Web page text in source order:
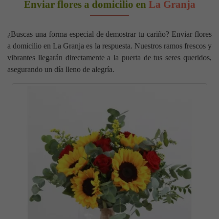
Enviar flores a domicilio en La Granja
¿Buscas una forma especial de demostrar tu cariño? Enviar flores
a domicilio en La Granja es la respuesta. Nuestros ramos frescos y
vibrantes llegarán directamente a la puerta de tus seres queridos,
asegurando un día lleno de alegría.